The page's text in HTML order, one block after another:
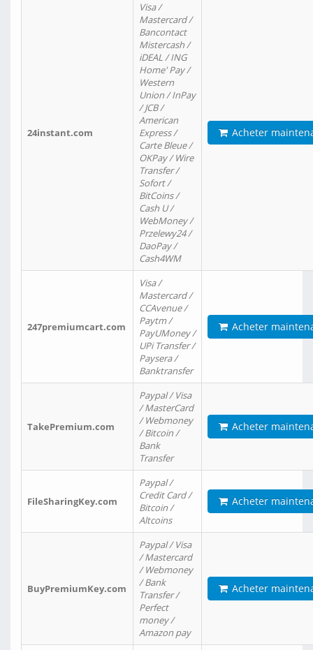
24instant.com
Visa /
Mastercard /
Bancontact
Mistercash /
iDEAL / ING
Home' Pay /
Western
Union / InPay
/ JCB /
American
Express /
Carte Bleue /
OKPay / Wire
Transfer /
Sofort /
BitCoins /
Cash U /
WebMoney /
Przelewy24 /
DaoPay /
Cash4WM
Acheter
247premiumcart.com
Visa /
Mastercard /
CCAvenue /
Paytm /
PayUMoney /
UPi Transfer /
Paysera /
Banktransfer
Acheter
TakePremium.com
Paypal / Visa
/ MasterCard
/ Webmoney
/ Bitcoin /
Bank
Transfer
Acheter
FileSharingKey.com
Paypal /
Credit Card /
Bitcoin /
Altcoins
Acheter
BuyPremiumKey.com
Paypal / Visa
/ Mastercard
/ Webmoney
/ Bank
Transfer /
Perfect
money /
Amazon pay
Acheter